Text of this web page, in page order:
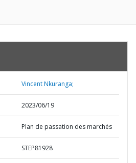
Vincent Nkuranga;
2023/06/19
Plan de passation des marchés
STEP81928